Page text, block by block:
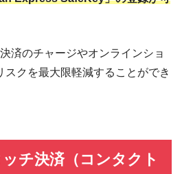
済のチャージやオンラインショ
スクを最大限軽減することができ
チ決済（コンタクト